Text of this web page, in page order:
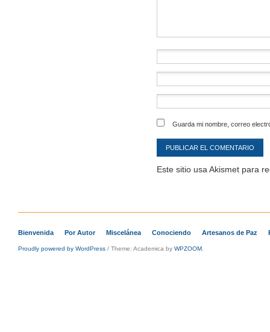
Guarda mi nombre, correo
Este sitio usa Akismet para
Bienvenida Por Autor Miscelánea Conociendo Artesanos de Paz
Proudly powered by WordPress / Theme: Academica by WPZOOM